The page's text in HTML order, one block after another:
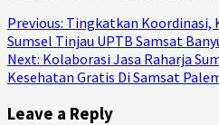
Continue
Reading
Previous: Tingkatkan Koordinasi,
Sumsel Tinjau UPTB Samsat
Next: Kolaborasi Jasa Raharja
Kesehatan Gratis Di Samsat
Leave a Reply